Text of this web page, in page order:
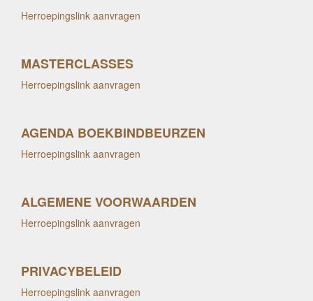
Herroepingslink aanvragen
MASTERCLASSES
Herroepingslink aanvragen
AGENDA BOEKBINDBEURZEN
Herroepingslink aanvragen
ALGEMENE VOORWAARDEN
Herroepingslink aanvragen
PRIVACYBELEID
Herroepingslink aanvragen